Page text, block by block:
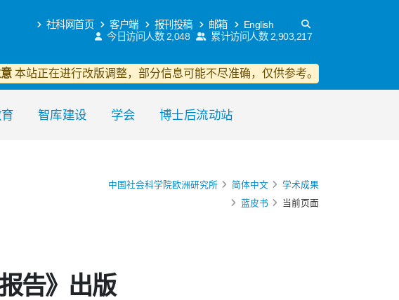
社科网首页 客户端 报刊投稿 邮箱
English
今日访问人数 2,048 累计访问人数 2,903,217
本站正在进行改版调整，部分信息可能不尽准确，仅供参考。
智库建设 学会 博士后流动站
中国社会科学院欧洲研究所 简体中文
学术成果
蓝皮书
当前页面
告》出版